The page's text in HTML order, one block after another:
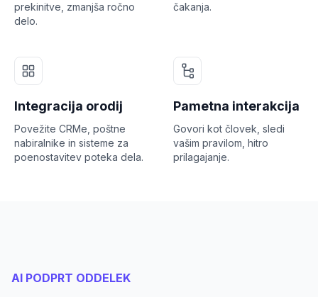
prekinitve, zmanjša ročno
delo.
čakanja.
Integracija orodij
Povežite CRMe, poštne
nabiralnike in sisteme za
poenostavitev poteka dela.
Pametna interakcija
Govori kot človek, sledi
vašim pravilom, hitro
prilagajanje.
AI PODPRT ODDELEK